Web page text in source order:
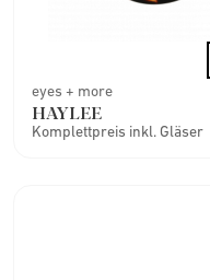
eyes + more
HAYLEE
Komplettpreis inkl. Gläser